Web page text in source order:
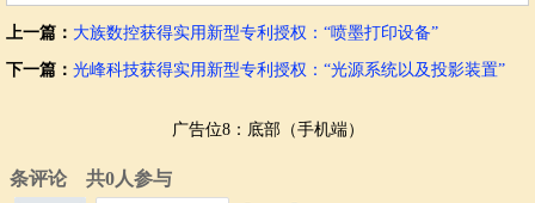
上一篇： 大族数控获得实用新型专利授权：“喷墨打印设备”
下一篇： 光峰科技获得实用新型专利授权：“光源系统以及投影装置”
广告位8：底部（手机端）